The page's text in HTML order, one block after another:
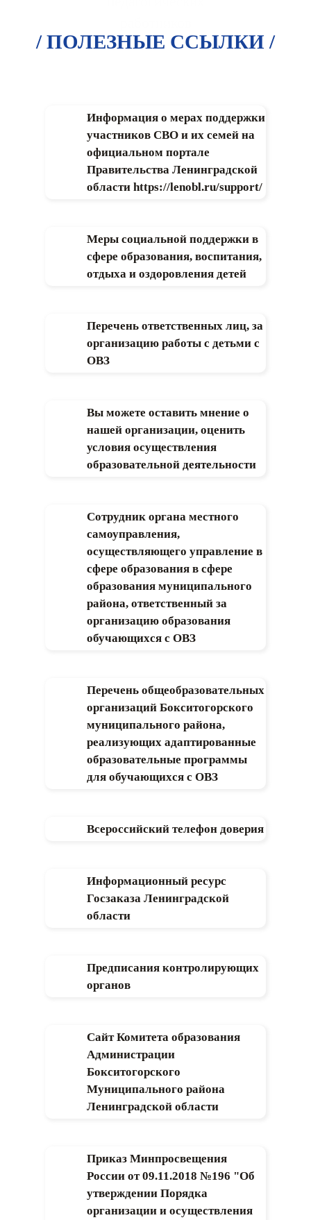
/ ПОЛЕЗНЫЕ ССЫЛКИ /
Информация о мерах поддержки
участников СВО и их семей на
официальном портале
Правительства Ленинградской
области https://lenobl.ru/support/
Меры социальной поддержки в
сфере образования, воспитания,
отдыха и оздоровления детей
Перечень ответственных лиц, за
организацию работы с детьми с
ОВЗ
Вы можете оставить мнение о
нашей организации, оценить
условия осуществления
образовательной деятельности
Сотрудник органа местного
самоуправления,
осуществляющего управление в
сфере образования в сфере
образования муниципального
района, ответственный за
организацию образования
обучающихся с ОВЗ
Перечень общеобразовательных
организаций Бокситогорского
муниципального района,
реализующих адаптированные
образовательные программы
для обучающихся с ОВЗ
Всероссийский телефон доверия
Информационный ресурс
Госзаказа Ленинградской
области
Предписания контролирующих
органов
Сайт Комитета образования
Администрации
Бокситогорского
Муниципального района
Ленинградской области
Приказ Минпросвещения
России от 09.11.2018 №196 "Об
утверждении Порядка
организации и осуществления